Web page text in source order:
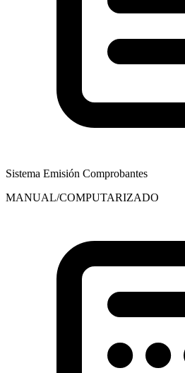
Sistema Emisión Comprobantes
MANUAL/COMPUTARIZADO